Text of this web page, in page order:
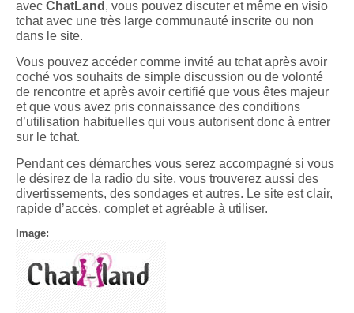
avec ChatLand , vous pouvez discuter et même en visio
tchat avec une très large communauté inscrite ou non
dans le site.
Vous pouvez accéder comme invité au tchat après avoir
coché vos souhaits de simple discussion ou de volonté
de rencontre et après avoir certifié que vous êtes majeur
et que vous avez pris connaissance des conditions
d’utilisation habituelles qui vous autorisent donc à entrer
sur le tchat.
Pendant ces démarches vous serez accompagné si vous
le désirez de la radio du site, vous trouverez aussi des
divertissements, des sondages et autres. Le site est clair,
rapide d’accès, complet et agréable à utiliser.
Image: